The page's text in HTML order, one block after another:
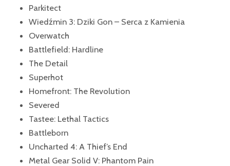
Parkitect
Wiedźmin 3: Dziki Gon – Serca z Kamienia
Overwatch
Battlefield: Hardline
The Detail
Superhot
Homefront: The Revolution
Severed
Tastee: Lethal Tactics
Battleborn
Uncharted 4: A Thief’s End
Metal Gear Solid V: Phantom Pain